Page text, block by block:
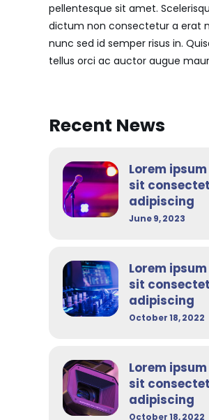
pellentesque sit amet.
dictum non consectetur a erat
nunc sed id semper risus in.
tellus orci ac auctor augue
Recent News
Lorem
sit
adipiscing
June 9, 2023
Lorem
sit
adipiscing
October 18, 2022
Lorem
sit
adipiscing
October 18, 2022